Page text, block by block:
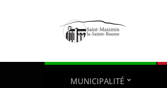
MUNICIPALITÉ